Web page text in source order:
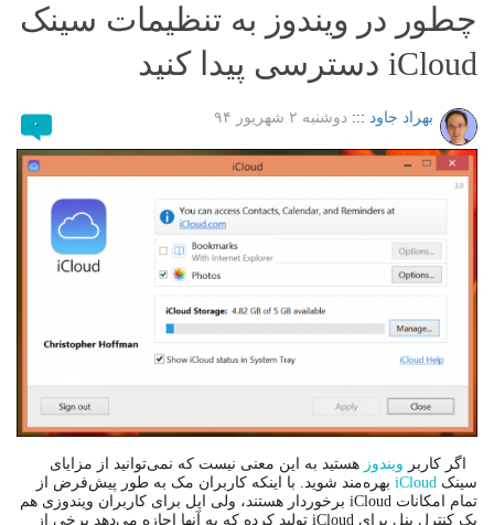
چطور در ویندوز به تنظیمات سینک
iCloud دسترسی پیدا کنید
بهراد جاود ::: دوشنبه ۲ شهریور ۹۴ ۰
اگر کاربر ویندوز هستید به این معنی نیست که نمی‌توانید از مزایای
سینک iCloud بهره‌مند شوید. با اینکه کاربران مک به طور پیش‌فرض از
تمام امکانات iCloud برخوردار هستند، ولی اپل برای کاربران ویندوزی هم
یک کنترل پنل برای iCloud تولید کرده که به آنها اجازه می‌دهد برخی از